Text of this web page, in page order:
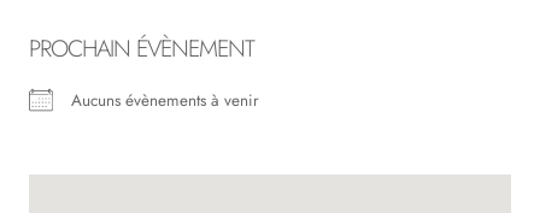
PROCHAIN ÉVÈNEMENT
Aucuns évènements à venir